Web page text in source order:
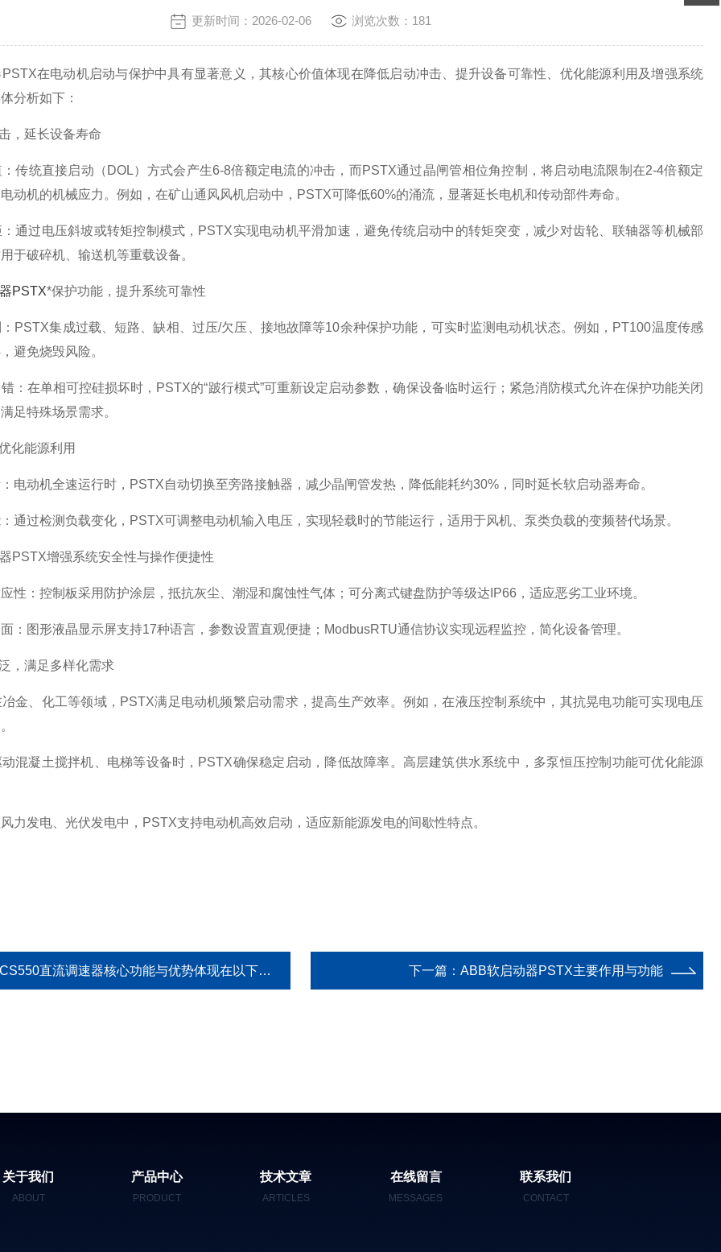
更新时间：2026-02-06 浏览次数：181
在电动机启动与保护中具有显著意义，其核心价值体现在降低启动冲击、提升设备可靠性、优化能源利用及增强系统
分析如下：
延长设备寿命
统直接启动（DOL）方式会产生6-8倍额定电流的冲击，而PSTX通过晶闸管相位角控制，将启动电流限制在2-4倍额定
动机的机械应力。例如，在矿山通风风机启动中，PSTX可降低60%的涌流，显著延长电机和传动部件寿命。
过电压斜坡或转矩控制模式，PSTX实现电动机平滑加速，避免传统启动中的转矩突变，减少对齿轮、联轴器等机械部
于破碎机、输送机等重载设备。
PSTX*保护功能，提升系统可靠性
集成过载、短路、缺相、过压/欠压、接地故障等10余种保护功能，可实时监测电动机状态。例如，PT100温度传感
避免烧毁风险。
单相可控硅损坏时，PSTX的“跛行模式”可重新设定启动参数，确保设备临时运行；紧急消防模式允许在保护功能关闭
足特殊场景需求。
能源利用
机全速运行时，PSTX自动切换至旁路接触器，减少晶闸管发热，降低能耗约30%，同时延长软启动器寿命。
检测负载变化，PSTX可调整电动机输入电压，实现轻载时的节能运行，适用于风机、泵类负载的变频替代场景。
增强系统安全性与操作便捷性
控制板采用防护涂层，抵抗灰尘、潮湿和腐蚀性气体；可分离式键盘防护等级达IP66，适应恶劣工业环境。
形液晶显示屏支持17种语言，参数设置直观便捷；ModbusRTU通信协议实现远程监控，简化设备管理。
满足多样化需求
、化工等领域，PSTX满足电动机频繁启动需求，提高生产效率。例如，在液压控制系统中，其抗晃电功能可实现电压
凝土搅拌机、电梯等设备时，PSTX确保稳定启动，降低故障率。高层建筑供水系统中，多泵恒压控制功能可优化能源
电、光伏发电中，PSTX支持电动机高效启动，适应新能源发电的间歇性特点。
直流调速器核心功能与优势体现在以下方面 下一篇： ABB软启动器PSTX主要作用与功能
关于我们
ABOUT
产品中心
PRODUCT
技术文章
ARTICLES
在线留言
MESSAGES
联系我们
CONTACT